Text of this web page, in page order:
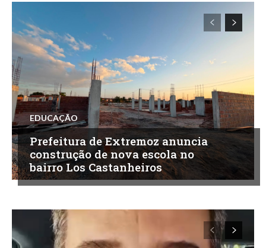
EDUCAÇÃO
Prefeitura de Extremoz anuncia
construção de nova escola no
bairro Los Castanheiros